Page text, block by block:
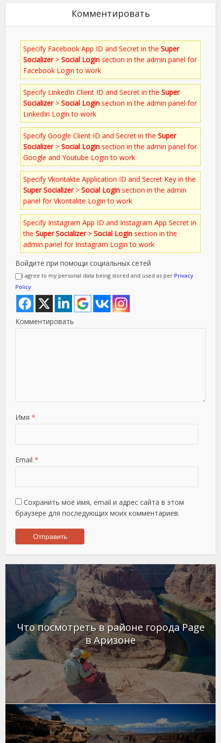
Комментировать
Specify Facebook App ID and Secret in theSuper
Socializer>Social Login section in the admin panel for
Facebook Login to work
Specify LinkedIn Client ID and Secret in theSuper
Socializer>Social Login section in the admin panel for
LinkedIn Login to work
Specify Google Client ID and Secret in theSuper
Socializer>Social Login section in the admin panel for
Google and Youtube Login to work
Specify Vkontakte Application ID and Secret Key in the
Super Socializer>Social Login section in the admin
panel for Vkontakte Login to work
Specify Instagram App ID and Instagram App Secret in
theSuper Socializer>Social Login section in the
admin panel for Instagram Login to work
Войдите при помощи социальных сетей
I agree to my personal data being stored and used as per Privacy
Policy
Комментировать
Имя *
Email *
Сохранить моё имя, email и адрес сайта в этом
браузере для последующих моих комментариев.
Что посмотреть в районе города Page
в Аризоне